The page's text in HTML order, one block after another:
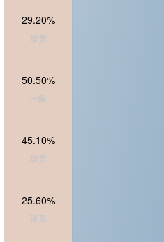
29.20%
珍贵
50.50%
一般
45.10%
珍贵
25.60%
珍贵